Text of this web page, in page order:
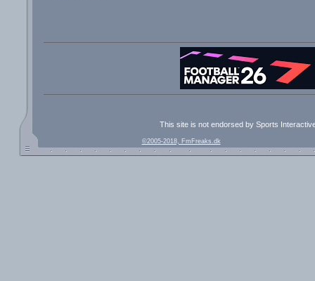
This site is not endorsed by Sports
©2005-2018, FmFreaks.dk